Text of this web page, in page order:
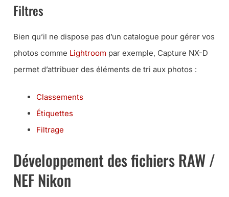
Filtres
Bien qu’il ne dispose pas d’un catalogue pour gérer vos
photos comme Lightroom par exemple, Capture NX-D
permet d’attribuer des éléments de tri aux photos :
Classements
Étiquettes
Filtrage
Développement des fichiers RAW /
NEF Nikon